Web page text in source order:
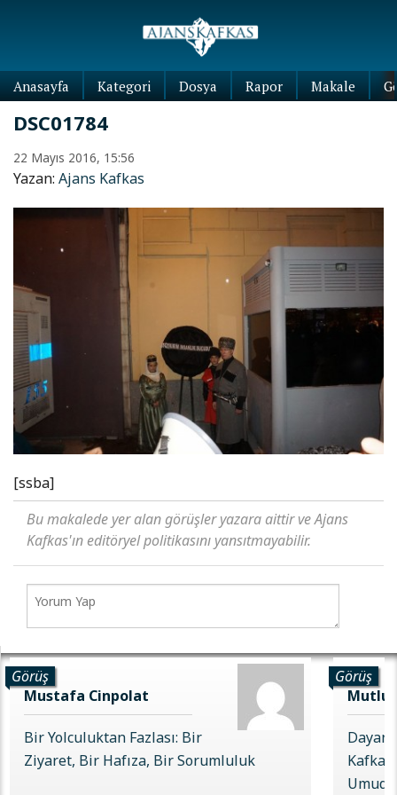
Anasayfa Kategori Dosya Rapor Makale
DSC01784
22 Mayıs 2016, 15:56
Yazan: Ajans Kafkas
[ssba]
Bu makalede yer alan görüşler yazara aittir ve Ajans
Kafkas'ın editöryel politikasını yansıtmayabilir.
Görüş
Mustafa Cinpolat
Bir Yolculuktan Fazlası: Bir
Ziyaret, Bir Hafıza, Bir Sorumluluk
Görüş
Mutlu
Kafkas
Umudu